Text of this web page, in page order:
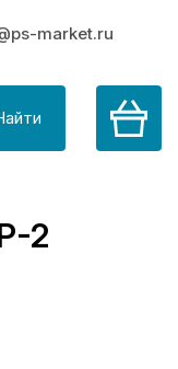
market.ru
2